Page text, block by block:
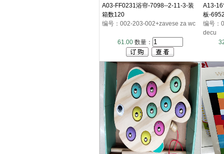
A03-FF0231浴帘-7098--2-11-3-装
箱数120
编号：002-203-002+zavese za wc
61.00数量：
A13-
板-
500
编号：
decu